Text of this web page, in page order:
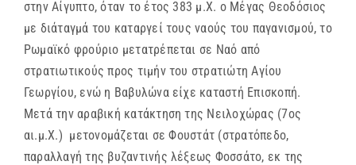
στην Αίγυπτο, όταν το έτος 383 μ.Χ. ο Μέγας Θεοδόσιος
με διάταγμά του καταργεί τους ναούς του παγανισμού, το
Ρωμαϊκό φρούριο μετατρέπεται σε Ναό από
στρατιωτικούς προς τιμήν του στρατιώτη Αγίου
Γεωργίου, ενώ η Βαβυλώνα είχε καταστή Επισκοπή.
Μετά την αραβική κατάκτηση της Νειλοχώρας (7ος
αι.μ.Χ.) μετονομάζεται σε Φουστάτ (στρατόπεδο,
παραλλαγή της βυζαντινής λέξεως Φοσσάτο, εκ της